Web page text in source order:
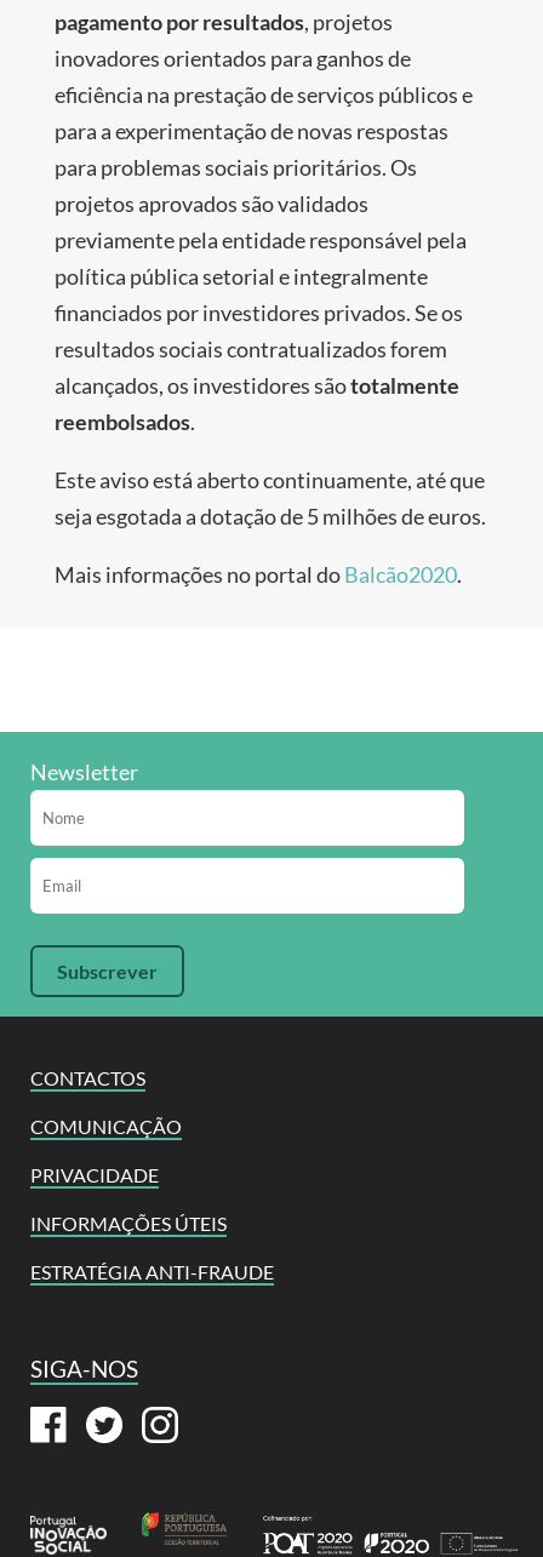
pagamento por resultados, projetos
inovadores orientados para ganhos de
eficiência na prestação de serviços públicos e
para a experimentação de novas respostas
para problemas sociais prioritários. Os
projetos aprovados são validados
previamente pela entidade responsável pela
política pública setorial e integralmente
financiados por investidores privados. Se os
resultados sociais contratualizados forem
alcançados, os investidores sãototalmente
reembolsados.
Este aviso está aberto continuamente, até que
seja esgotada a dotação de 5 milhões de euros.
Mais informações no portal doBalcão2020.
CONTACTOS
COMUNICAÇÃO
PRIVACIDADE
INFORMAÇÕES ÚTEIS
ESTRATÉGIA ANTI-FRAUDE
SIGA-NOS
Newsletter